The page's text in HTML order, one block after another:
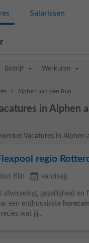
Salarissen
Bedrijf Werkuren
> Alphen aan den Rijn
in Alphen
Vacatures in Alphen
regio
Rijn event_available vandaag
afwisseling, gezelligheid
een enthousiaste
wat jij...